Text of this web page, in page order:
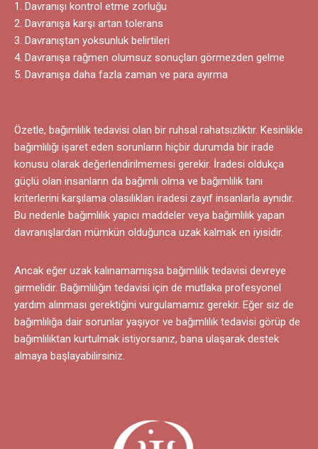
Davranışı kontrol etme zorluğu
Davranışa karşı artan tolerans
Davranıştan yoksunluk belirtileri
Davranışa rağmen olumsuz sonuçları görmezden gelme
Davranışa daha fazla zaman ve para ayırma
Özetle, bağımlılık tedavisi olan bir ruhsal rahatsızlıktır. Kesinlikle
bağımlılığı işaret eden sorunların hiçbir durumda bir irade
konusu olarak değerlendirilmemesi gerekir. İradesi oldukça
güçlü olan insanların da bağımlı olma ve bağımlılık tanı
kriterlerini karşılama olasılıkları iradesi zayıf insanlarla aynıdır.
Bu nedenle bağımlılık yapıcı maddeler veya bağımlılık yapan
davranışlardan mümkün olduğunca uzak kalmak en iyisidir.
Ancak eğer uzak kalınamamışsa bağımlılık tedavisi devreye
girmelidir. Bağımlılığın tedavisi için de mutlaka profesyonel
yardım alınması gerektiğini vurgulamamız gerekir. Eğer siz de
bağımlılığa dair sorunlar yaşıyor ve bağımlılık tedavisi görüp de
bağımlılıktan kurtulmak istiyorsanız, bana ulaşarak destek
almaya başlayabilirsiniz.